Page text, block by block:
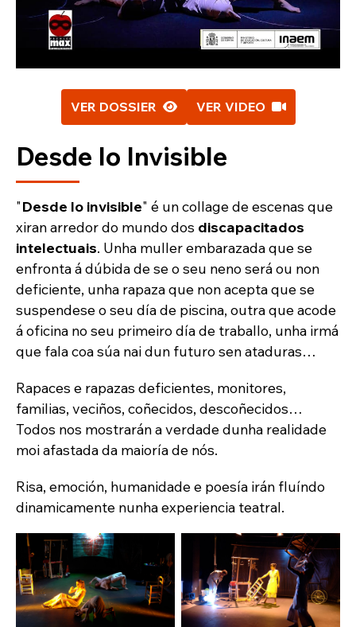
VER DOSSIER VER VIDEO
Desde lo Invisible
"Desde lo invisible" é un collage de escenas que
xiran arredor do mundo dos discapacitados
intelectuais. Unha muller embarazada que se
enfronta á dúbida de se o seu neno será ou non
deficiente, unha rapaza que non acepta que se
suspendese o seu día de piscina, outra que acode
á oficina no seu primeiro día de traballo, unha irmá
que fala coa súa nai dun futuro sen ataduras…
Rapaces e rapazas deficientes, monitores,
familias, veciños, coñecidos, descoñecidos…
Todos nos mostrarán a verdade dunha realidade
moi afastada da maioría de nós.
Risa, emoción, humanidade e poesía irán fluíndo
dinamicamente nunha experiencia teatral.